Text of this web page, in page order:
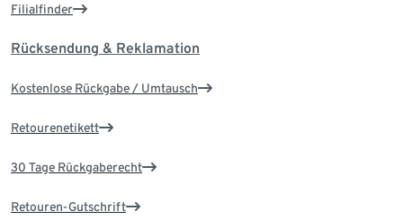
Filialfinder
Rücksendung & Reklamation
Kostenlose Rückgabe / Umtausch
Retourenetikett
30 Tage Rückgaberecht
Retouren-Gutschrift